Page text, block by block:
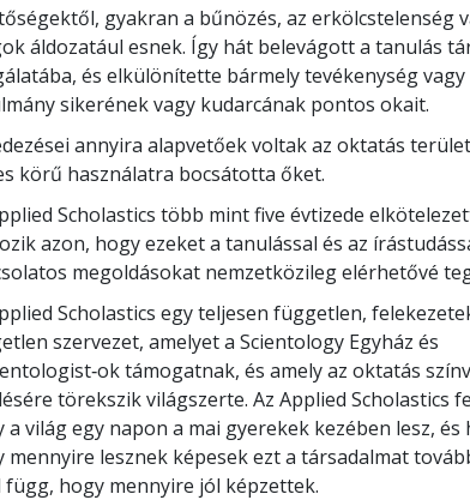
gyakran a bűnözés, az erkölcstelenség
áldozatául esnek. Így hát belevágott a tanulás
és elkülönítette bármely tevékenység vagy
sikerének vagy kudarcának pontos okait.
annyira alapvetőek voltak az oktatás
körű használatra bocsátotta őket.
Scholastics több mintfive évtizede
azon, hogy ezeket a tanulással és az
megoldásokat nemzetközileg elérhetővé
Scholastics egy teljesen független,
szervezet, amelyet a Scientology Egyház és
támogatnak, és amely az oktatás
törekszik világszerte. Az Applied Scholastics
a világ egy napon a mai gyerekek kezében lesz, és
mennyire lesznek képesek ezt a társadalmat
hogy mennyire jól képzettek.